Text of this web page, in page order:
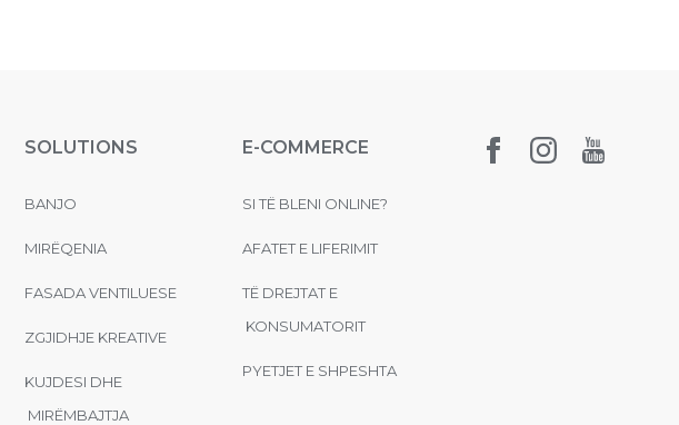
SOLUTIONS
BANJO
MIRËQENIA
FASADA VENTILUESE
ZGJIDHJE KREATIVE
KUJDESI DHE
MIRËMBAJTJA
E-COMMERCE
SI TË BLENI ONLINE?
AFATET E LIFERIMIT
TË DREJTAT E
KONSUMATORIT
PYETJET E SHPESHTA